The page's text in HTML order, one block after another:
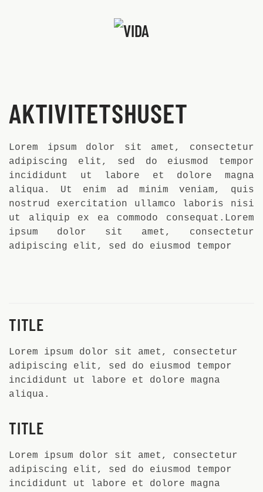
Skip to main content
AKTIVITETSHUSET
Lorem ipsum dolor sit amet, consectetur
adipiscing elit, sed do eiusmod tempor
incididunt ut labore et dolore magna
aliqua. Ut enim ad minim veniam, quis
nostrud exercitation ullamco laboris nisi
ut aliquip ex ea commodo consequat.Lorem
ipsum dolor sit amet, consectetur
adipiscing elit, sed do eiusmod tempor
TITLE
Lorem ipsum dolor sit amet, consectetur
adipiscing elit, sed do eiusmod tempor
incididunt ut labore et dolore magna
aliqua.
TITLE
Lorem ipsum dolor sit amet, consectetur
adipiscing elit, sed do eiusmod tempor
incididunt ut labore et dolore magna